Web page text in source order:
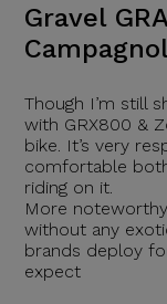
Gravel
Though I’m still
with GRX800 &
bike. It’s very
comfortable
riding on it.
More
without any
brands deploy
expect